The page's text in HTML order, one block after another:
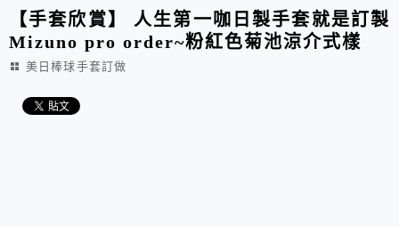
【手套欣賞】 人生第一咖日製手套就是訂製
Mizuno pro order~粉紅色菊池涼介式樣
美日棒球手套訂做